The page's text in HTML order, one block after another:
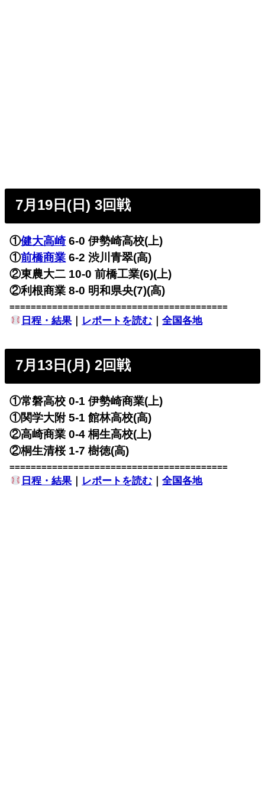
7月19日(日) 3回戦
①健大高崎6-0 伊勢崎高校(上)
①前橋商業 6-2 渋川青翠(高)
②東農大二 10-0 前橋工業(6)(上)
②利根商業 8-0 明和県央(7)(高)
=========================================
日程・結果｜ レポートを読む ｜全国各地
7月13日(月) 2回戦
①常磐高校 0-1 伊勢崎商業(上)
①関学大附 5-1 館林高校(高)
②高崎商業 0-4 桐生高校(上)
②桐生清桜 1-7 樹徳(高)
=========================================
日程・結果｜ レポートを読む ｜全国各地